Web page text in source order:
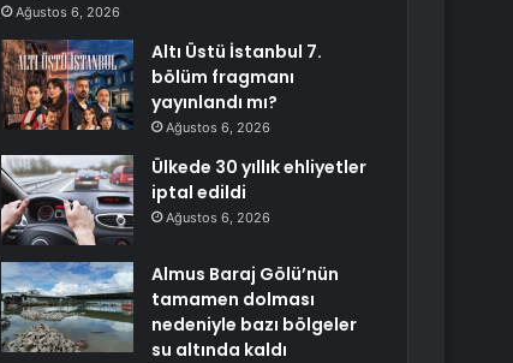
Ağustos 6, 2026
Altı Üstü İstanbul 7.
bölüm fragmanı
yayınlandı mı?
Ağustos 6, 2026
Ülkede 30 yıllık ehliyetler
iptal edildi
Ağustos 6, 2026
Almus Baraj Gölü’nün
tamamen dolması
nedeniyle bazı bölgeler
su altında kaldı